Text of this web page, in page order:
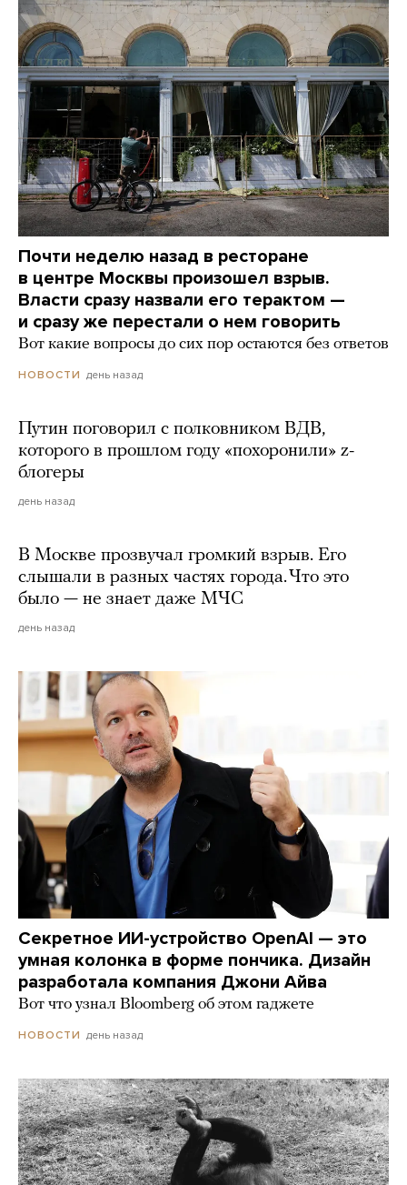
Почти неделю назад в ресторане
в центре Москвы произошел взрыв.
Власти сразу назвали его терактом —
и сразу же перестали о нем говорить
Вот какие вопросы до сих пор остаются без ответов
НОВОСТИ день назад
Путин поговорил с полковником ВДВ,
которого в прошлом году «похоронили» z-
блогеры
день назад
В Москве прозвучал громкий взрыв. Его
слышали в разных частях города. Что это
было — не знает даже МЧС
день назад
Секретное ИИ-устройство OpenAI — это
умная колонка в форме пончика. Дизайн
разработала компания Джони Айва
Вот что узнал Bloomberg об этом гаджете
НОВОСТИ день назад